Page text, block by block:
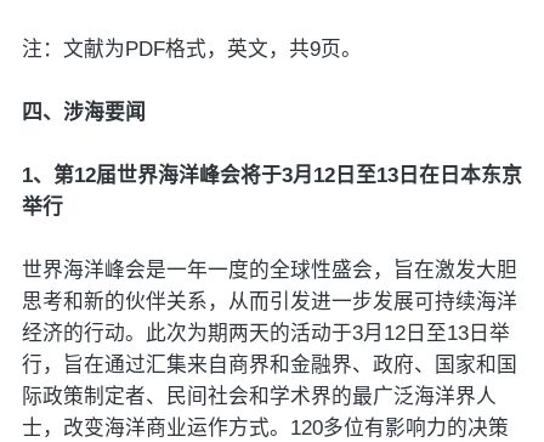
注：文献为PDF格式，英文，共9页。
四、涉海要闻
1、第12届世界海洋峰会将于3月12日至13日在日本东京
举行
世界海洋峰会是一年一度的全球性盛会，旨在激发大胆
思考和新的伙伴关系，从而引发进一步发展可持续海洋
经济的行动。此次为期两天的活动于3月12日至13日举
行，旨在通过汇集来自商界和金融界、政府、国家和国
际政策制定者、民间社会和学术界的最广泛海洋界人
士，改变海洋商业运作方式。120多位有影响力的决策